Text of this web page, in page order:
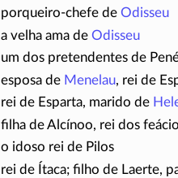
porqueiro-chefe de Odisseu
a velha ama de Odisseu
um dos pretendentes de
esposa de Menelau, rei de
rei de Esparta, marido de
filha de Alcínoo, rei dos
o idoso rei de Pilos
rei de Ítaca; filho de Laerte,